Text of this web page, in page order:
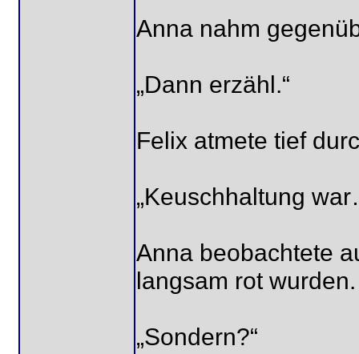
Anna nahm
„Dann erzähl.“
Felix atmete tief
„Keuschhaltung
Anna beobachtete
langsam rot wurden.
„Sondern?“